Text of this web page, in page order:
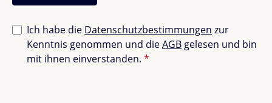
Ich habe die Datenschutzbestimmungen zur
Kenntnis genommen und dieAGB gelesen und bin
mit ihnen einverstanden. *